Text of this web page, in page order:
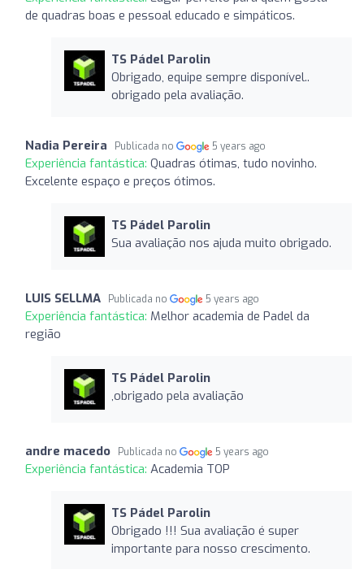
de quadras boas e pessoal educado e simpáticos.
TS Pádel Parolin
Obrigado, equipe sempre disponível..
obrigado pela avaliação.
Nadia Pereira Publicada no 5 years ago
Experiência fantástica: Quadras ótimas, tudo novinho.
Excelente espaço e preços ótimos.
TS Pádel Parolin
Sua avaliação nos ajuda muito obrigado.
LUIS SELLMA Publicada no 5 years ago
Experiência fantástica: Melhor academia de Padel da
região
TS Pádel Parolin
,obrigado pela avaliação
andre macedo Publicada no 5 years ago
Experiência fantástica: Academia TOP
TS Pádel Parolin
Obrigado !!! Sua avaliação é super
importante para nosso crescimento.